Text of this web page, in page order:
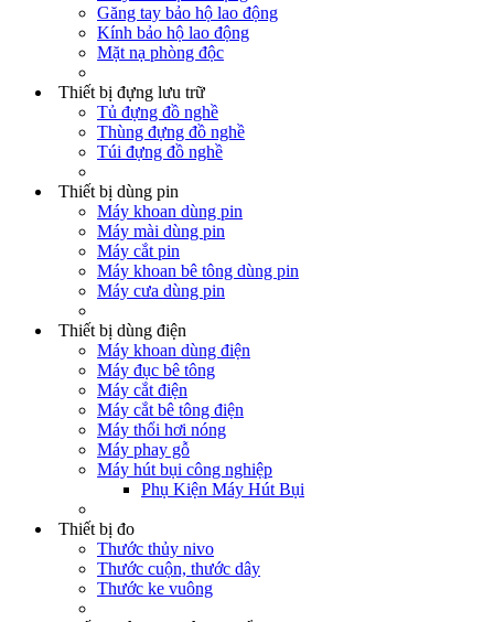
Găng tay bảo hộ lao động
Kính bảo hộ lao động
Mặt nạ phòng độc
Thiết bị đựng lưu trữ
Tủ đựng đồ nghề
Thùng đựng đồ nghề
Túi đựng đồ nghề
Thiết bị dùng pin
Máy khoan dùng pin
Máy mài dùng pin
Máy cắt pin
Máy khoan bê tông dùng pin
Máy cưa dùng pin
Thiết bị dùng điện
Máy khoan dùng điện
Máy đục bê tông
Máy cắt điện
Máy cắt bê tông điện
Máy thổi hơi nóng
Máy phay gỗ
Máy hút bụi công nghiệp
Phụ Kiện Máy Hút Bụi
Thiết bị đo
Thước thủy nivo
Thước cuộn, thước dây
Thước ke vuông